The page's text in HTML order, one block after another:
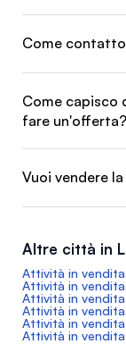
Come
Come capisco
fare un'offerta?
Vuoi vendere
Altre città in
Attività in vendita
Attività in
Attività in
Attività in
Attività in
Attività in